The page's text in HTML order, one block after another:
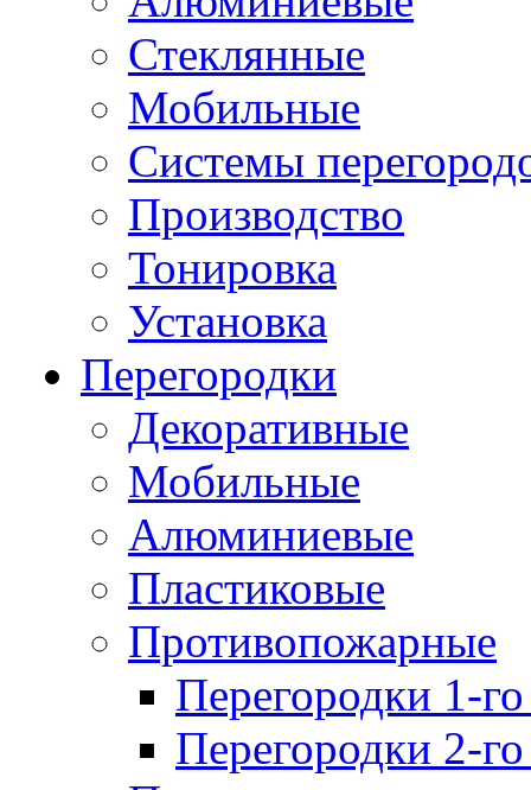
Стеклянные
Мобильные
Системы
Производство
Тонировка
Установка
Перегородки
Декоративные
Мобильные
Алюминиевые
Пластиковые
Противопожарные
Перегородки 1-
Перегородки 2-